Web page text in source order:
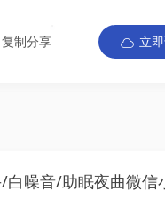
复制分享 立
噪音/助眠夜曲微信小程